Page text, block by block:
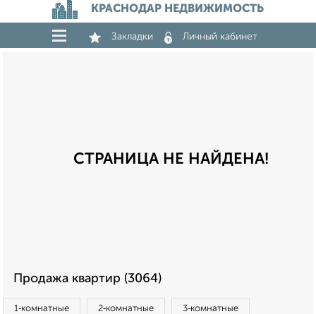
КРАСНОДАР НЕДВИЖИМОСТЬ
Закладки Личный кабинет
СТРАНИЦА НЕ НАЙДЕНА!
Продажа квартир (3064)
1‑комнатные 2‑комнатные 3‑комнатные